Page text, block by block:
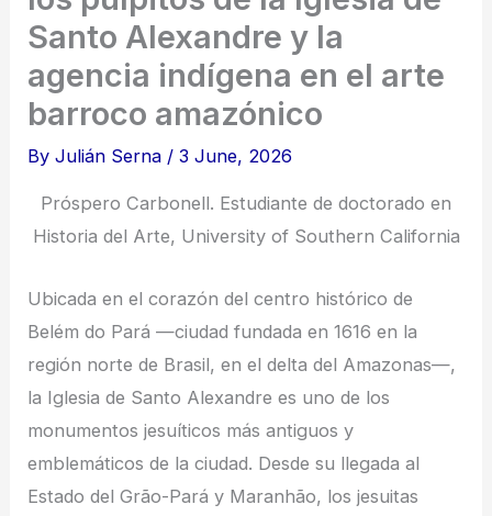
Santo Alexandre y la
agencia indígena en el arte
barroco amazónico
ByJulián Serna /3 June, 2026
Próspero Carbonell. Estudiante de doctorado en
Historia del Arte, University of Southern California
Ubicada en el corazón del centro histórico de
Belém do Pará —ciudad fundada en 1616 en la
región norte de Brasil, en el delta del Amazonas—,
la Iglesia de Santo Alexandre es uno de los
monumentos jesuíticos más antiguos y
emblemáticos de la ciudad. Desde su llegada al
Estado del Grão-Pará y Maranhão, los jesuitas